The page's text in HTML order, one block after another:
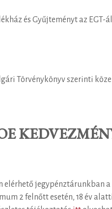
és Gyűjteményt az EGT-
Törvénykönyv szerinti
jegypénztárunkban a
2 felnőtt esetén, 18 év